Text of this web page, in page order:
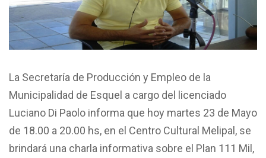
La Secretaría de Producción y Empleo de la
Municipalidad de Esquel a cargo del licenciado
Luciano Di Paolo informa que hoy martes 23 de Mayo
de 18.00 a 20.00 hs, en el Centro Cultural Melipal, se
brindará una charla informativa sobre el Plan 111 Mil,